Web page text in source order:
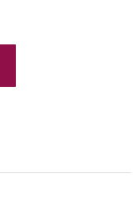
חדש!